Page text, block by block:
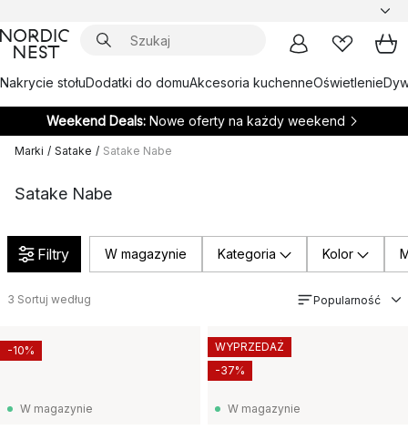
Nakrycie stołuDodatki do domuAkcesoria kuchenneOświetlenie
Weekend Deals: Nowe oferty na każdy weekend
Marki / Satake / Satake Nabe
Satake Nabe
Filtry W magazynie Kategoria Kolor
3 Sortuj według Popularność
W magazynie
-10%
W magazynie
WYPRZEDAŻ
-37%